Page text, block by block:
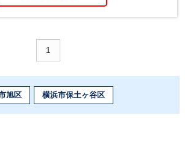
1
旭区 横浜市保土ヶ谷区